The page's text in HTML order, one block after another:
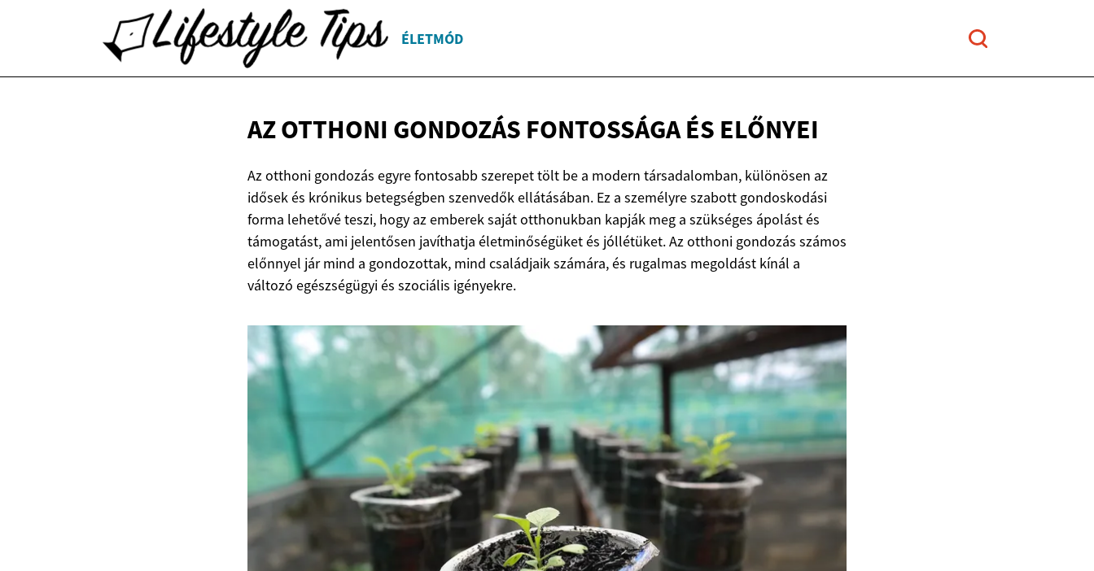
ÉLETMÓD
AZ OTTHONI GONDOZÁS FONTOSSÁGAÉS ELŐNYEI
Az otthoni gondozás egyre fontosabb szerepet tölt be a modern társadalomban, különösen az
idősek és krónikus betegségben szenvedők ellátásában. Ez a személyre szabott gondoskodási
forma lehetővé teszi, hogy az emberek saját otthonukban kapják meg a szükséges ápolást és
támogatást, ami jelentősen javíthatja életminőségüket és jóllétüket. Az otthoni gondozás számos
előnnyel jár mind a gondozottak, mind családjaik számára, és rugalmas megoldást kínál a
változó egészségügyi és szociális igényekre.